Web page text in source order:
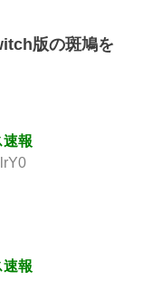
版の斑鳩を
報
報